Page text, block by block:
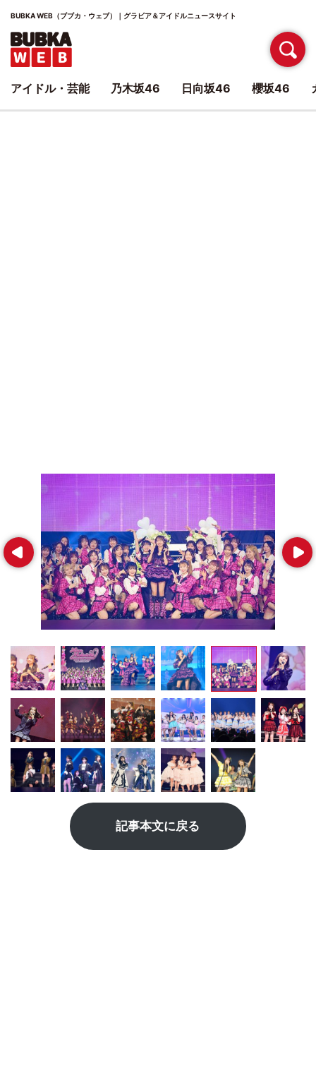
BUBKA WEB（ブブカ・ウェブ）｜グラビア＆アイドルニュースサイト
Prev Next
記事本文に戻る
アイドル・芸能 乃木坂46 日向坂46 櫻坂46